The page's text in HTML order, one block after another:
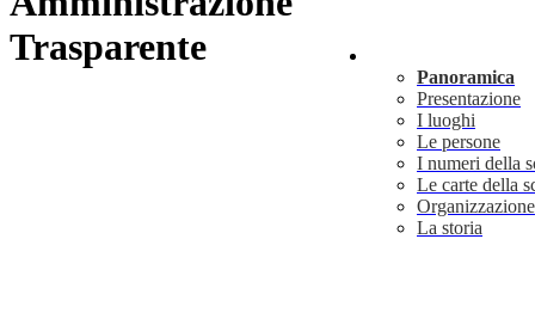
Panoramica
Presentazione
I luoghi
Le persone
I numeri della
Le carte della
Organizzazione
La storia
Trasparente